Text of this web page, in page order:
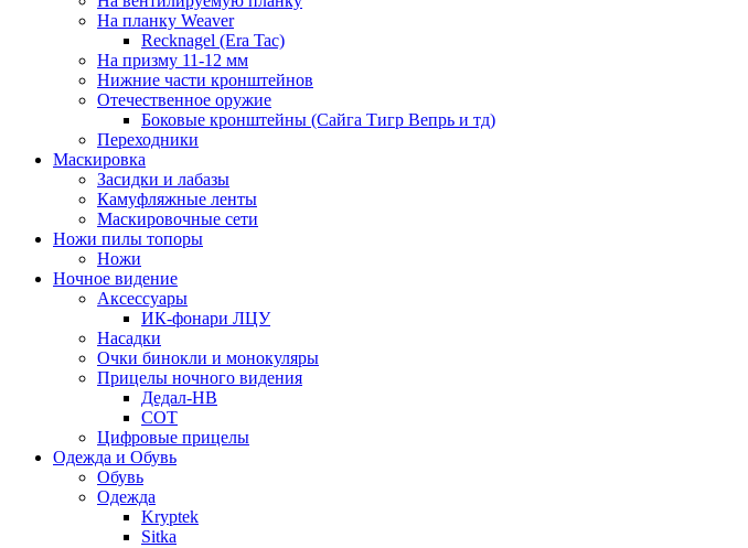
На планку Weaver
Recknagel (Era Tac)
На призму 11-12 мм
Нижние части кронштейнов
Отечественное оружие
Боковые кронштейны (Сайга Тигр Вепрь и тд)
Переходники
Маскировка
Засидки и лабазы
Камуфляжные ленты
Маскировочные сети
Ножи пилы топоры
Ножи
Ночное видение
Аксессуары
ИК-фонари ЛЦУ
Насадки
Очки бинокли и монокуляры
Прицелы ночного видения
Дедал-НВ
СОТ
Цифровые прицелы
Одежда и Обувь
Обувь
Одежда
Kryptek
Sitka